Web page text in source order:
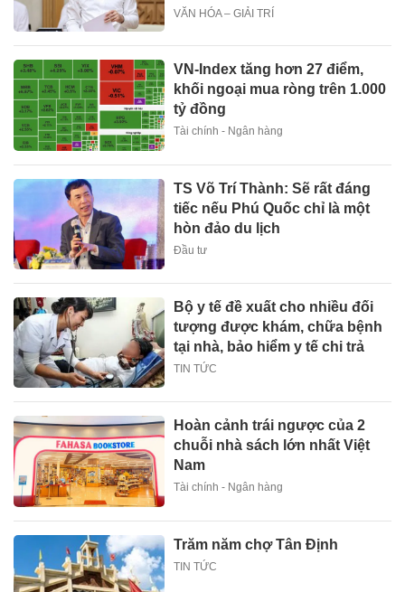
VĂN HÓA – GIẢI TRÍ
VN-Index tăng hơn 27 điểm,
khối ngoại mua ròng trên 1.000
tỷ đồng
Tài chính - Ngân hàng
TS Võ Trí Thành: Sẽ rất đáng
tiếc nếu Phú Quốc chỉ là một
hòn đảo du lịch
Đầu tư
Bộ y tế đề xuất cho nhiều đối
tượng được khám, chữa bệnh
tại nhà, bảo hiểm y tế chi trả
TIN TỨC
Hoàn cảnh trái ngược của 2
chuỗi nhà sách lớn nhất Việt
Nam
Tài chính - Ngân hàng
Trăm năm chợ Tân Định
TIN TỨC